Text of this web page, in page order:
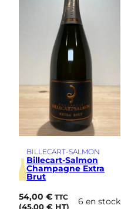
BILLECART-SALMON
Billecart-Salmon
Champagne Extra
Brut
54,00€ TTC
(45,00€ HT) 6 en stock